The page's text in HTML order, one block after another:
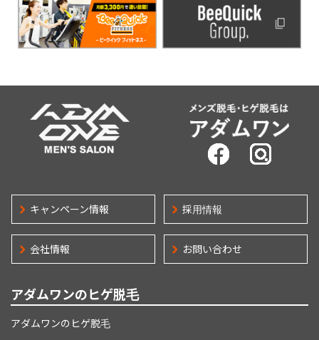
キャンペーン情報 採用情報
会社情報 お問い合わせ
アダムワンのヒゲ脱毛
アダムワンのヒゲ脱毛